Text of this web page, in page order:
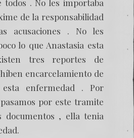
todos . No les importaba
de la responsabilidad
acusaciones . No les
lo que Anastasia esta
tres reportes de
encarcelamiento de
esta enfermedad . Por
por este tramite
documentos , ella tenia